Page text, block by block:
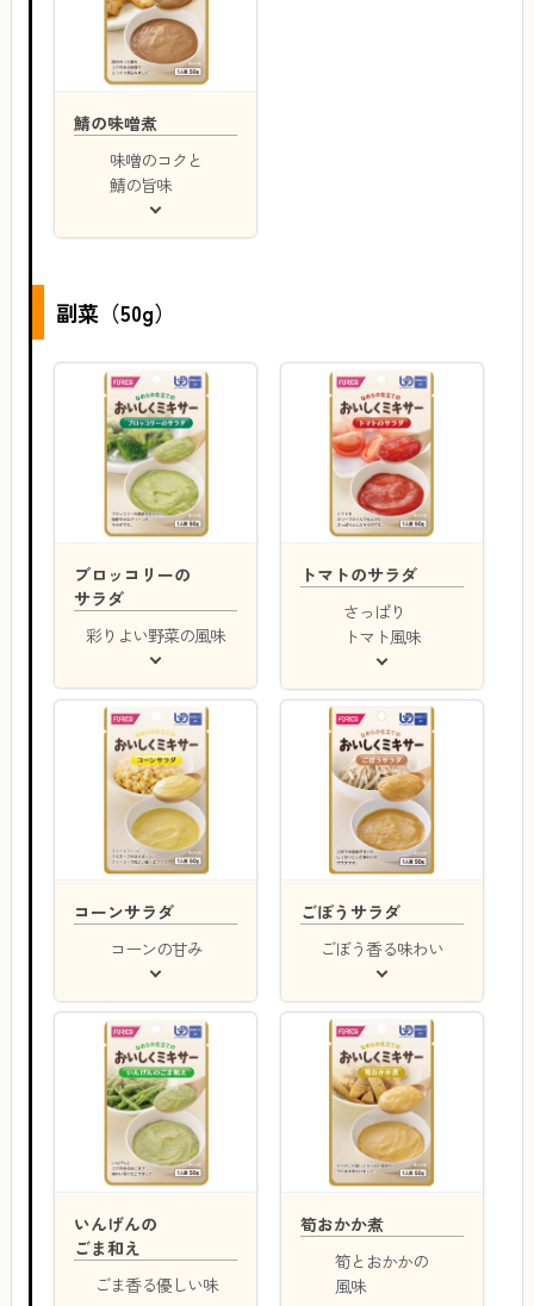
鯖の味噌煮
味噌のコクと
鯖の旨味
副菜（50g）
ブロッコリーの
サラダ
彩りよい野菜の風味
トマトのサラダ
さっぱり
トマト風味
コーンサラダ
コーンの甘み
ごぼうサラダ
ごぼう香る味わい
いんげんの
ごま和え
ごま香る優しい味
筍おかか煮
筍とおかかの
風味